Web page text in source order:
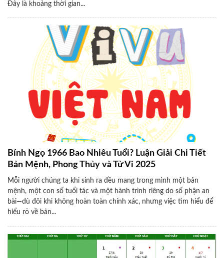
Đây là khoảng thời gian...
Bính Ngọ 1966 Bao Nhiêu Tuổi? Luận Giải Chi Tiết
Bản Mệnh, Phong Thủy và Tử Vi 2025
Mỗi người chúng ta khi sinh ra đều mang trong mình một bản
mệnh, một con số tuổi tác và một hành trình riêng do số phận an
bài—dù đôi khi không hoàn toàn chính xác, nhưng việc tìm hiểu để
hiểu rõ về bản...